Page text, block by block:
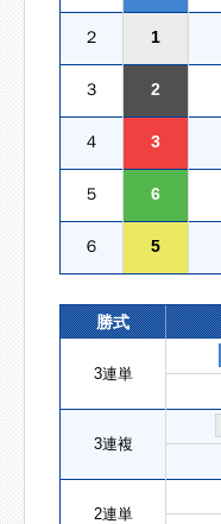
２ 1
３ 2
４ 3
５ 6
６ 5
勝式
3連単
3連複
2連単